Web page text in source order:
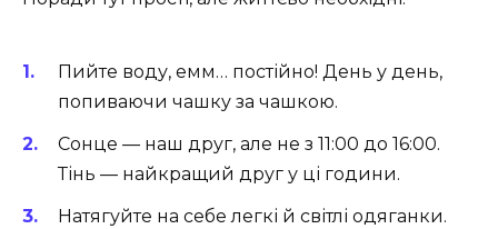
Пийте воду, емм… постійно! День у день,
попиваючи чашку за чашкою.
Сонце — наш друг, але не з 11:00 до 16:00.
Тінь — найкращий друг у ці години.
Натягуйте на себе легкі й світлі одяганки.